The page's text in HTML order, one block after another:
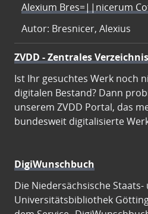
Alexium Bres=||nicerum
Autor: Bresnicer, Alexius
ZVDD - Zentrales
Ist Ihr gesuchtes Werk noch
digitalen Bestand? Dann
unserem ZVDD Portal, das
bundesweit digitalisierte
DigiWunschbuch
Die Niedersächsische Staats-
Universitätsbibliothek